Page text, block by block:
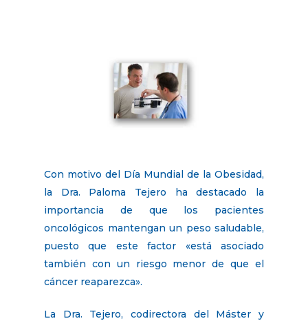
Con motivo del Día Mundial de la Obesidad,
la Dra. Paloma Tejero ha destacado la
importancia de que los pacientes
oncológicos mantengan un peso saludable,
puesto que este factor «está asociado
también con un riesgo menor de que el
cáncer reaparezca».
La Dra. Tejero, codirectora del Máster y